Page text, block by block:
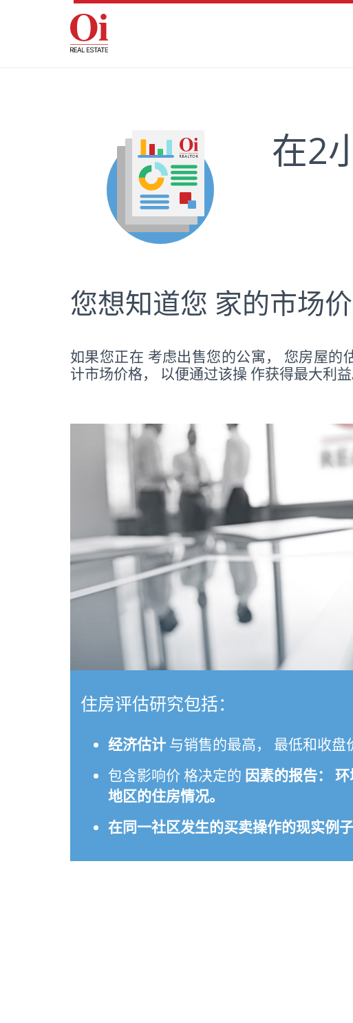
在2
您想知道您 家的市场价
如果您正在 考虑出售您的公寓， 您房屋的
计市场价格， 以便通过该操 作获得最大利益
住房评估研究包括：
经济估计 与销售的最高， 最低和收盘
包含影响价 格决定的 因素的报告：
地区的住房情况。
在同一社区发生的买卖操作的现实例子